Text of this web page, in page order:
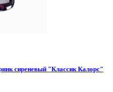
сиреневый "Классик Калорс"